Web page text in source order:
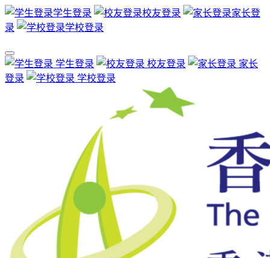
学生登录 校友登录
家长登
录
学校登录
学生登录 校友登录
家长
登录
学校登录